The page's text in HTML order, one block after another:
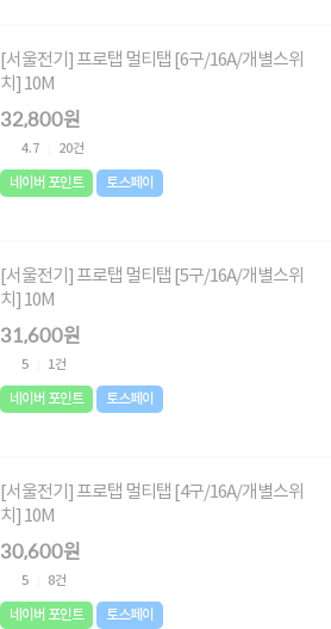
[서울전기] 프로탭 멀티탭 [6구/16A/개별스위
치] 10M
32,800원
4.7 20건
네이버 포인트 토스페이
[서울전기] 프로탭 멀티탭 [5구/16A/개별스위
치] 10M
31,600원
5 1건
네이버 포인트 토스페이
[서울전기] 프로탭 멀티탭 [4구/16A/개별스위
치] 10M
30,600원
5 8건
네이버 포인트 토스페이